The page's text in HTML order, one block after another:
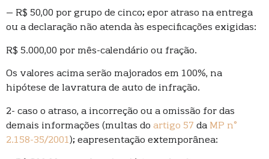
– R$ 50,00 por grupo de cinco; epor atraso na entrega
ou a declaração não atenda às especificações exigidas:
R$ 5.000,00 por mês-calendário ou fração.
Os valores acima serão majorados em 100%, na
hipótese de lavratura de auto de infração.
2- caso o atraso, a incorreção ou a omissão for das
demais informações (multas do artigo 57 da MP n°
2.158-35/2001); eapresentação extemporânea: